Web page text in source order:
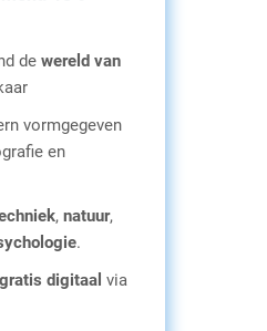
de wereld van
vormgegeven
en
, natuur,
.
gratis digitaal via